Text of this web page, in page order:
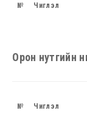
№ Чиглэл
Орон нутгийн
№ Чиглэл